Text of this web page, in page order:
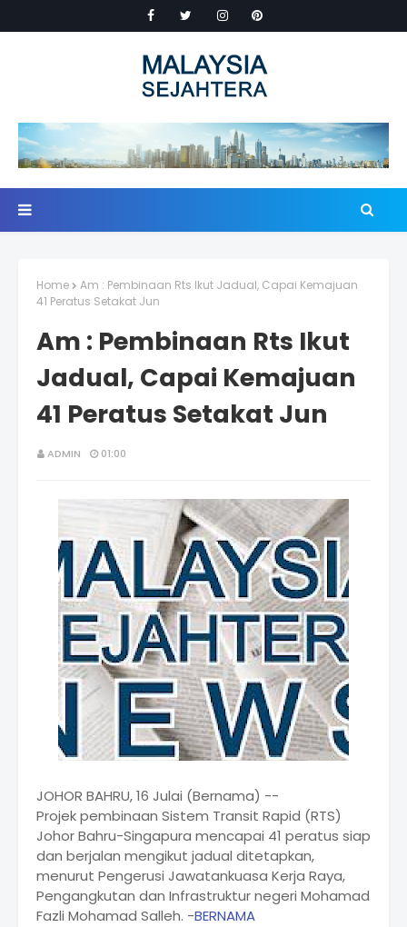
Home
Am : Pembinaan Rts Ikut Jadual, Capai Kemajuan
41 Peratus Setakat Jun
Am : Pembinaan Rts Ikut
Jadual, Capai Kemajuan
41 Peratus Setakat Jun
ADMIN 01:00
JOHOR BAHRU, 16 Julai (Bernama) --
Projek pembinaan Sistem Transit Rapid (RTS)
Johor Bahru-Singapura mencapai 41 peratus siap
dan berjalan mengikut jadual ditetapkan,
menurut Pengerusi Jawatankuasa Kerja Raya,
Pengangkutan dan Infrastruktur negeri Mohamad
Fazli Mohamad Salleh. -BERNAMA